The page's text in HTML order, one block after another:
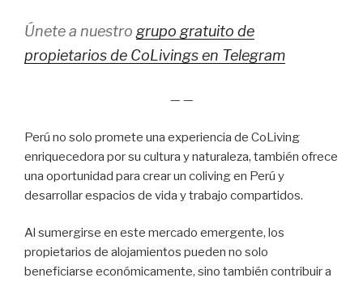
Únete a nuestro grupo gratuito de
propietarios de CoLivings en Telegram
— —
Perú no solo promete una experiencia de CoLiving
enriquecedora por su cultura y naturaleza, también ofrece
una oportunidad para crear un coliving en Perú y
desarrollar espacios de vida y trabajo compartidos.
Al sumergirse en este mercado emergente, los
propietarios de alojamientos pueden no solo
beneficiarse económicamente, sino también contribuir a